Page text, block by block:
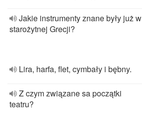
Jakie instrumenty znane były już w
starożytnej Grecji?
Lira, harfa, flet, cymbały i bębny.
Z czym związane sa początki
teatru?